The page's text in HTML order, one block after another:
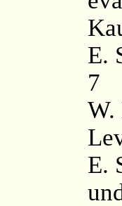
E.
7
W.
E.